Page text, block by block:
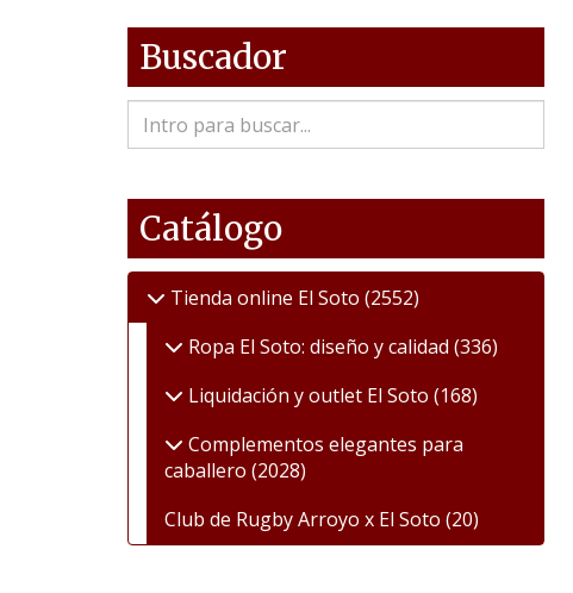
Buscador
Catálogo
Tienda online El Soto (2552)
Ropa El Soto: diseño y calidad (336)
Liquidación y outlet El Soto (168)
Complementos elegantes para
caballero (2028)
Club de Rugby Arroyo x El Soto (20)